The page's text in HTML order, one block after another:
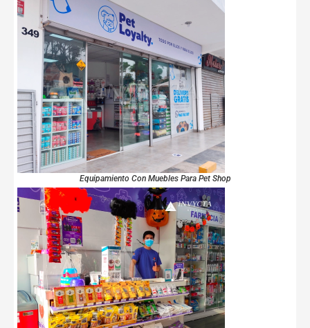
Equipamiento Con Muebles Para Pet Shop